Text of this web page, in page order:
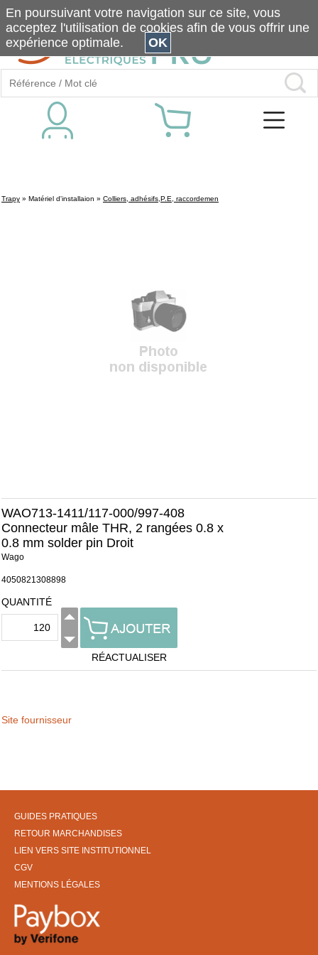
Trapy » Matériel d'installaion » Colliers, adhésifs,P.E, raccordemen
WAO713-1411/117-000/997-408
Connecteur mâle THR, 2 rangées 0.8 x
0.8 mm solder pin Droit
Wago
4050821308898
QUANTITÉ
RÉACTUALISER
Site fournisseur
GUIDES PRATIQUES
RETOUR MARCHANDISES
LIEN VERS SITE INSTITUTIONNEL
CGV
MENTIONS LÉGALES
En poursuivant votre navigation sur ce site, vous
acceptez l'utilisation de cookies afin de vous offrir une
expérience optimale.
OK